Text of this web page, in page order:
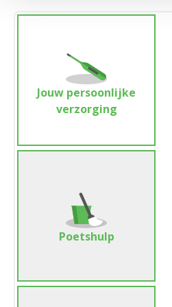
Jouw persoonlijke
verzorging
Poetshulp